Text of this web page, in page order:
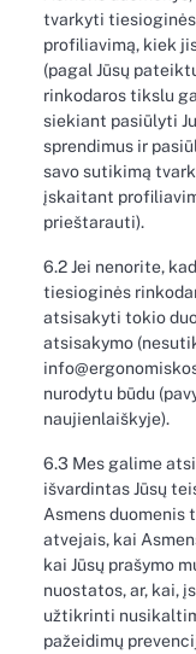
tvarkyti
profiliavimą, kiek
(pagal Jūsų
rinkodaros tikslu
siekiant pasiūlyti
sprendimus ir
savo sutikimą
įskaitant
prieštarauti).
6.2 Jei nenorite,
tiesioginės
atsisakyti tokio
atsisakymo
nurodytu būdu
naujienlaiškyje).
6.3 Mes galime
išvardintas Jūsų
Asmens
atvejais, kai
kai Jūsų prašymo
nuostatos, ar, kai,
užtikrinti
pažeidimų